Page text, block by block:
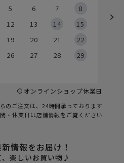
5 6 7
8
12 13 14
15
19 20 21
22
26 27 28
29
オンラインショップ休業日
のご注文は、24時間承っております
・休業日は店舗情報をご覧ください
情報をお届け！
楽しいお買い物♪